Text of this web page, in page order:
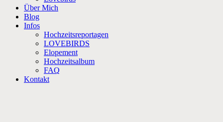
Über Mich
Blog
Infos
Hochzeitsreportagen
LOVEBIRDS
Elopement
Hochzeitsalbum
FAQ
Kontakt